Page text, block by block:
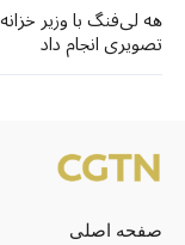
هه لی‌فنگ با وزیر
تصویری انجام داد
صفحه اصلی